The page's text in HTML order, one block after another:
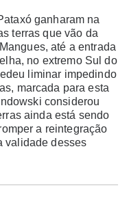
ganharam na
terras que vão da
até a entrada
no extremo Sul do
liminar impedindo
marcada para esta
considerou
ainda está sendo
a reintegração
validade desses